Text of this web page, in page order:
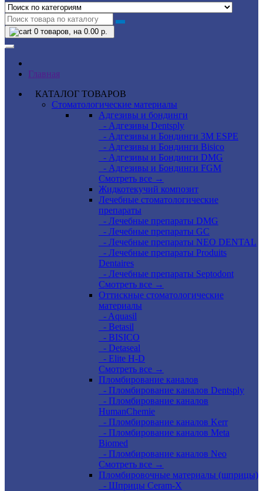
0 товаров, на 0.00 р.
Главная
КАТАЛОГ ТОВАРОВ
Стоматологические материалы
Адгезивы и бондинги
- Адгезивы Dentsply
- Адгезивы и Бондинги 3M ESPE
- Адгезивы и Бондинги Bisico
- Адгезивы и Бондинги DMG
- Адгезивы и Бондинги FGM
Смотреть все →
Жидкотекучий композит
Лечебные стоматологические
препараты
- Лечебные препараты DMG
- Лечебные препараты GC
- Лечебные препараты NEO DENTAL
- Лечебные препараты Produits
Dentaires
- Лечебные препараты Septodont
Смотреть все →
Оттискные стоматологические
материалы
- Aquasil
- Betasil
- BISICO
- Detaseal
- Elite H-D
Смотреть все →
Пломбирование каналов
- Пломбирование каналов Dentsply
- Пломбирование каналов
HumanChemie
- Пломбирование каналов Kerr
- Пломбирование каналов Meta
Biomed
- Пломбирование каналов Neo
Смотреть все →
Пломбировочные материалы (шприцы)
- Шприцы Ceram-X